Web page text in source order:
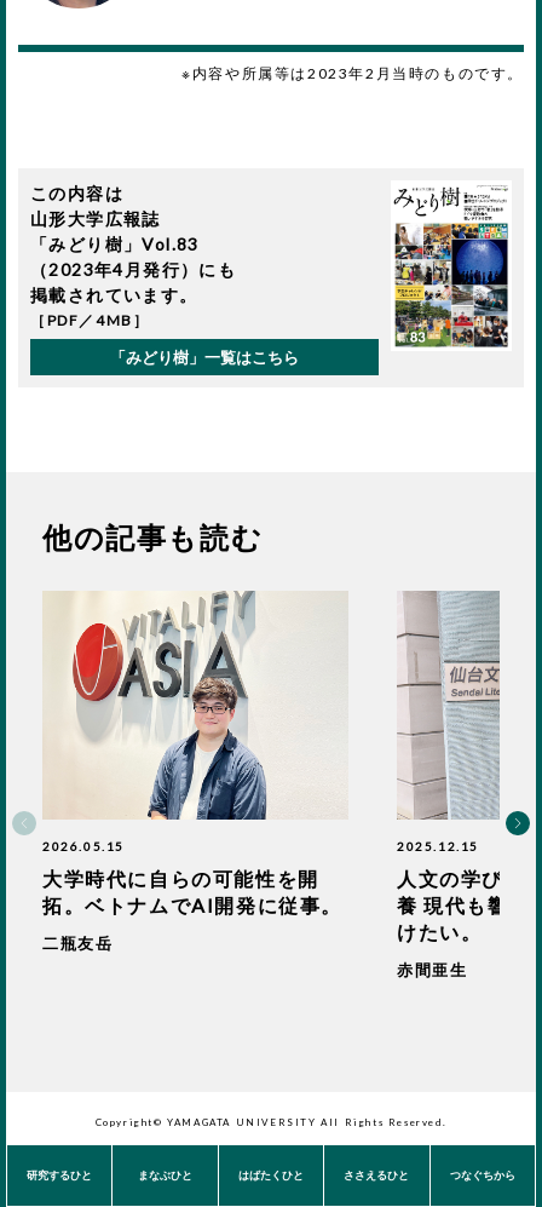
※内容や所属等は2023年2月当時のものです。
この内容は
山形大学広報誌
「みどり樹」Vol.83
（2023年4月発行）にも
掲載されています。
［PDF／4MB］
「みどり樹」一覧はこちら
他の記事も読む
2026.05.15
大学時代に自らの可能性を開
拓。ベトナムでAI開発に従事。
二瓶友岳
2025.12.15
人文の学びや
養 現代も響く
けたい。
赤間亜生
Copyright© YAMAGATA UNIVERSITY All Rights Reserved.
研究するひと まなぶひと はばたくひと ささえるひと つなぐちから